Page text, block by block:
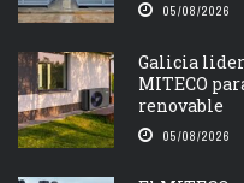
05/08/2026
Galicia
MITECO
renovable
05/08/2026